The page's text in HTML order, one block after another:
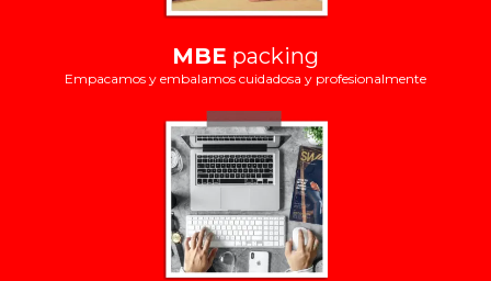
MBE packing
Empacamos y embalamos cuidadosa y profesionalmente